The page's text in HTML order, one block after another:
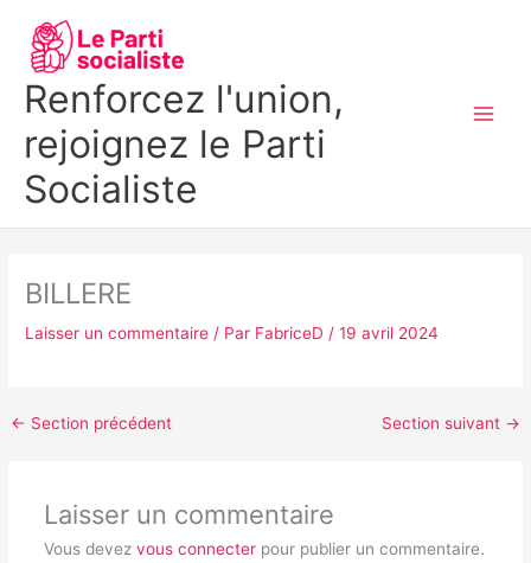
contenu
Renforcez l'union,
rejoignez le Parti
Socialiste
BILLERE
Laisser un commentaire / Par FabriceD/19 avril 2024
← Section précédent Section suivant →
Laisser un commentaire
Vous devez vous connecterpour publier un commentaire.